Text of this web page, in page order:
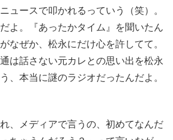
ュースで叩かれるっていう（笑）。
よ。『あったかタイム』を聞いたん
なぜか、松永にだけ心を許してて。
は話さない元カレとの思い出を松永
、本当に謎のラジオだったんだよ。
、メディアで言うの、初めてなんだ